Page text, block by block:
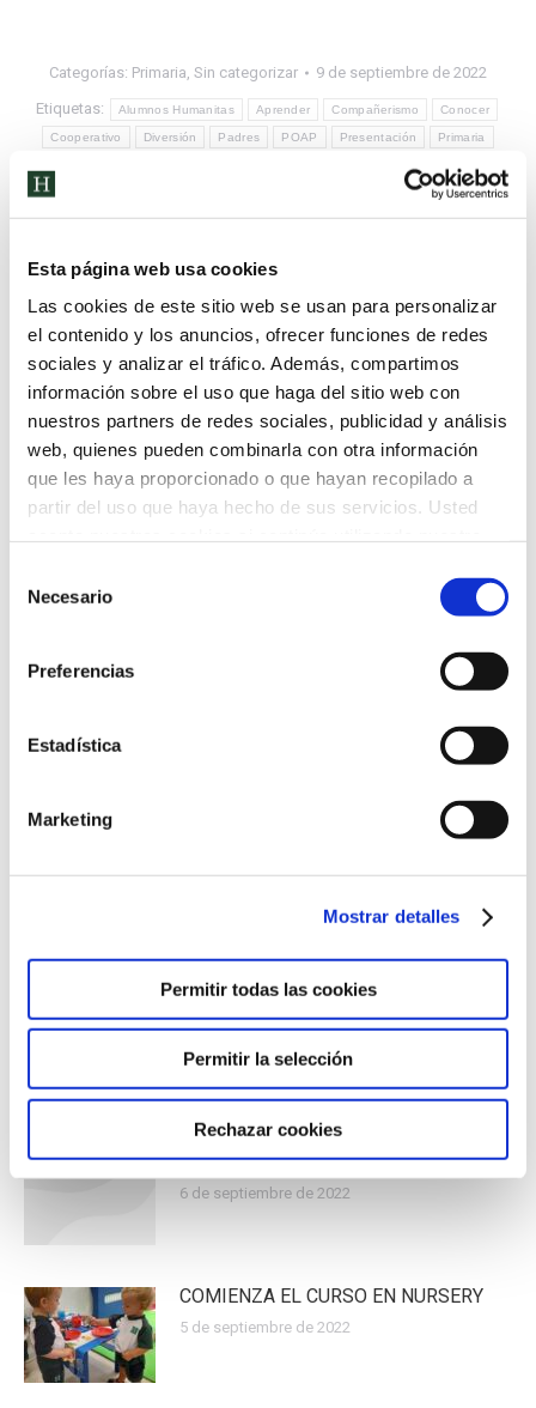
Esta página web usa cookies
Las cookies de este sitio web se usan para personalizar
el contenido y los anuncios, ofrecer funciones de redes
sociales y analizar el tráfico. Además, compartimos
información sobre el uso que haga del sitio web con
nuestros partners de redes sociales, publicidad y análisis
web, quienes pueden combinarla con otra información
que les haya proporcionado o que hayan recopilado a
partir del uso que haya hecho de sus servicios. Usted
Necesario
Preferencias
Estadística
Marketing
Mostrar detalles
Permitir todas las cookies
Permitir la selección
Rechazar cookies
Categorías: Primaria Sin categorizar 9 de septiembre de 2022
Etiquetas: Alumnos Humanitas Aprender Compañerismo Conocer
Cooperativo Diversión Padres POAP Presentación Primaria
ANTERIOR
HUMANITAS EN ASTURIAS
Related Posts
TALLER LOS POLOS EN FAUNIA
8 de septiembre de 2022
INICIO DE CURSO
8 de septiembre de 2022
FORMACIÓN DEL PROFESORADO
6 de septiembre de 2022
COMIENZA EL CURSO EN NURSERY
5 de septiembre de 2022